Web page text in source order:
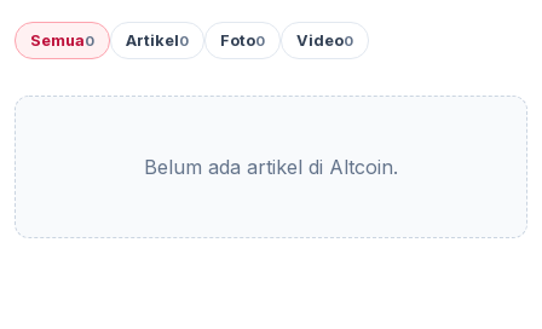
Semua0 Artikel0 Foto0 Video0
Belum ada artikel di Altcoin.